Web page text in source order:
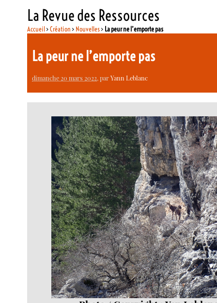
La Revue des Ressources
Accueil>Création > Nouvelles> La peur ne l’emporte pas
La peur ne l’emporte pas
dimanche 20 mars 2022, parYann Leblanc